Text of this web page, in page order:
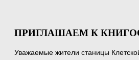
ПРИГЛАШАЕМ К
Уважаемые жители станицы